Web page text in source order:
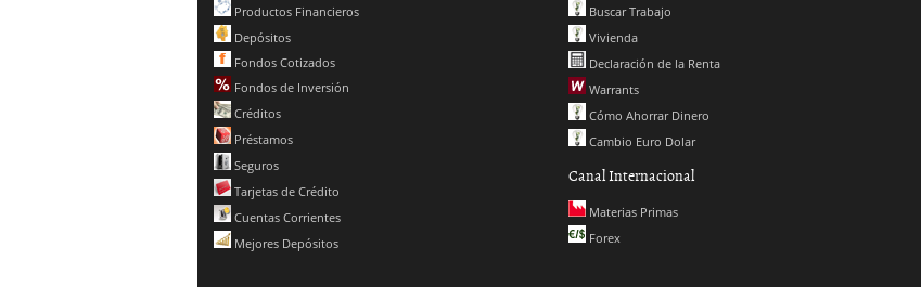
Productos Financieros
Depósitos
Fondos Cotizados
Fondos de Inversión
Créditos
Préstamos
Seguros
Tarjetas de Crédito
Cuentas Corrientes
Mejores Depósitos
Buscar Trabajo
Vivienda
Declaración de la Renta
Warrants
Cómo Ahorrar Dinero
Cambio Euro Dolar
Canal Internacional
Materias Primas
Forex